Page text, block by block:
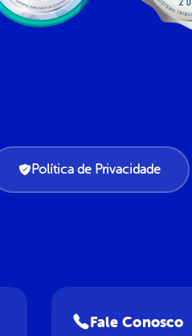
Política de Privacidade
Fale Conosco